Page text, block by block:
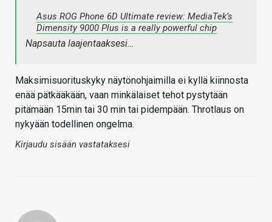
Asus ROG Phone 6D Ultimate review: MediaTek’s
Dimensity 9000 Plus is a really powerful chip
Napsauta laajentaaksesi…
Maksimisuorituskyky näytönohjaimilla ei kyllä kiinnosta
enää pätkääkään, vaan minkälaiset tehot pystytään
pitämään 15min tai 30 min tai pidempään. Throtlaus on
nykyään todellinen ongelma.
Kirjaudu sisään vastataksesi